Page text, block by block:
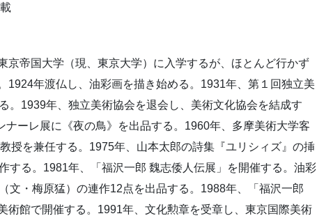
京帝国大学（現、東京大学）に入学するが、ほとんど行かず
1924年渡仏し、油彩画を描き始める。1931年、第１回独立美
。1939年、独立美術協会を退会し、美術文化協会を結成す
ナーレ展に《夜の鳥》を出品する。1960年、多摩美術大学客
授を兼任する。1975年、山本太郎の詩集『ユリシィズ』の挿
する。1981年、「福沢一郎 魏志倭人伝展」を開催する。油彩
文・梅原猛）の連作12点を出品する。1988年、「福沢一郎
術館で開催する。1991年、文化勲章を受章し、東京国際美術